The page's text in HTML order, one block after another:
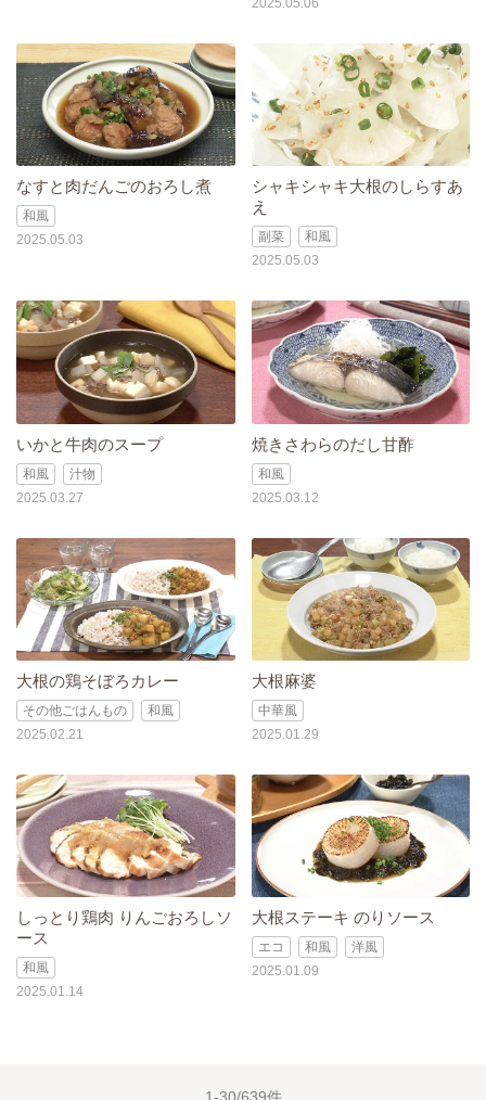
2025.05.06
なすと肉だんごのおろし煮
和風
2025.05.03
シャキシャキ大根のしらすあ
え
副菜
和風
2025.05.03
いかと牛肉のスープ
和風
汁物
2025.03.27
焼きさわらのだし甘酢
和風
2025.03.12
大根の鶏そぼろカレー
その他ごはんもの
和風
2025.02.21
大根麻婆
中華風
2025.01.29
しっとり鶏肉 りんごおろしソ
ース
和風
2025.01.14
大根ステーキ のりソース
エコ 和風
洋風
2025.01.09